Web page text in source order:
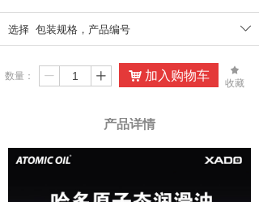
产品详情
ꄳ
选择 包装规格 ， 产品编号
数量： ꄷ ꄸ 낙 加入购物车 끄
收藏